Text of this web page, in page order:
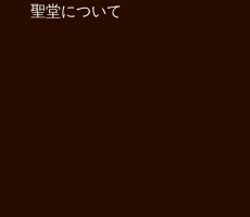
聖堂について